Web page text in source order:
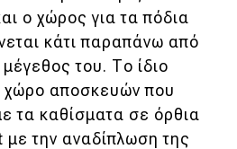
ο χώρος για τα πόδια
κάτι παραπάνω από
του. Το ίδιο
χώρο αποσκευών που
τα καθίσματα σε όρθια
την αναδίπλωση της